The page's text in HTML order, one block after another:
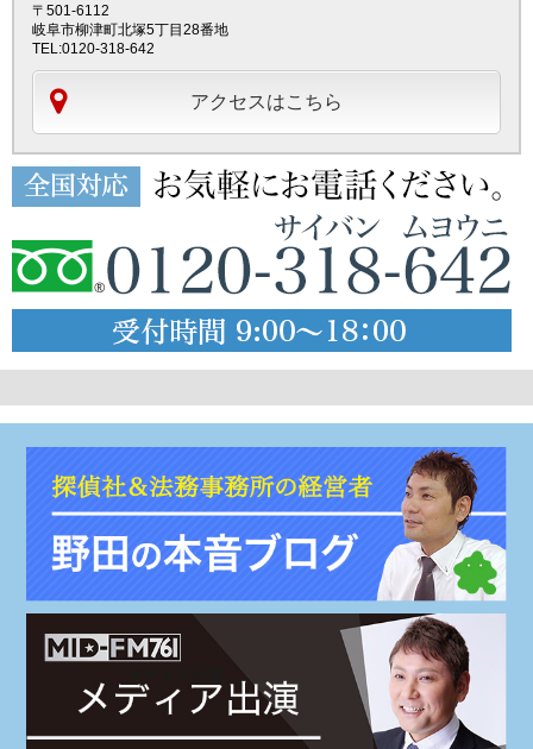
〒501-6112
岐阜市柳津町北塚5丁目28番地
TEL:0120-318-642
アクセスはこちら